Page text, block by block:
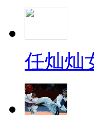
任灿灿